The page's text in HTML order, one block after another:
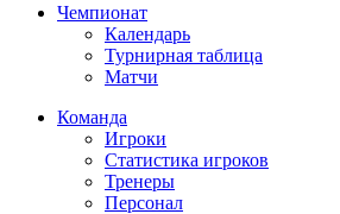
Чемпионат
Календарь
Турнирная таблица
Матчи
Команда
Игроки
Статистика игроков
Тренеры
Персонал